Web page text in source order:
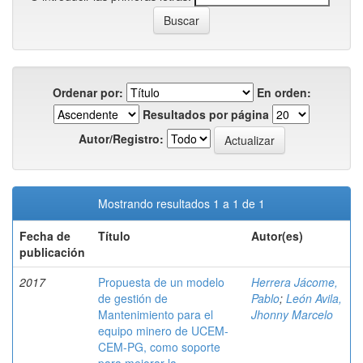
Ordenar por:
En orden:
Resultados por página
Autor/Registro:
Mostrando resultados 1 a 1 de 1
Fecha de
publicación
Título Autor(es)
2017
Propuesta de un modelo
de gestión de
Mantenimiento para el
equipo minero de UCEM-
CEM-PG, como soporte
Herrera Jácome,
Pablo; León Avila,
Jhonny Marcelo